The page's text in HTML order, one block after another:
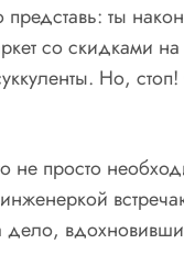
ты
со скидками
Но,
не просто
дело,